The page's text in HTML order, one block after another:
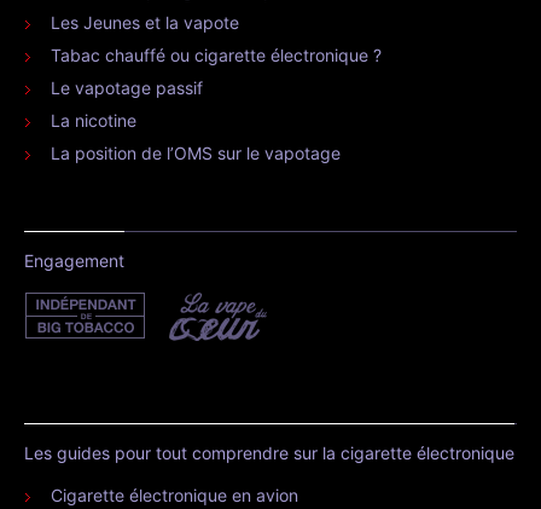
Les Jeunes et la vapote
Tabac chauffé ou cigarette électronique ?
Le vapotage passif
La nicotine
La position de l’OMS sur le vapotage
Engagement
Les guides pour tout comprendre sur la cigarette électronique
Cigarette électronique en avion